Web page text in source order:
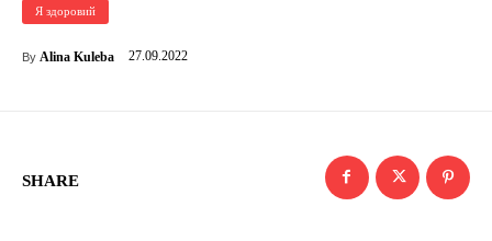
Я здоровий
By Alina Kuleba 27.09.2022
SHARE